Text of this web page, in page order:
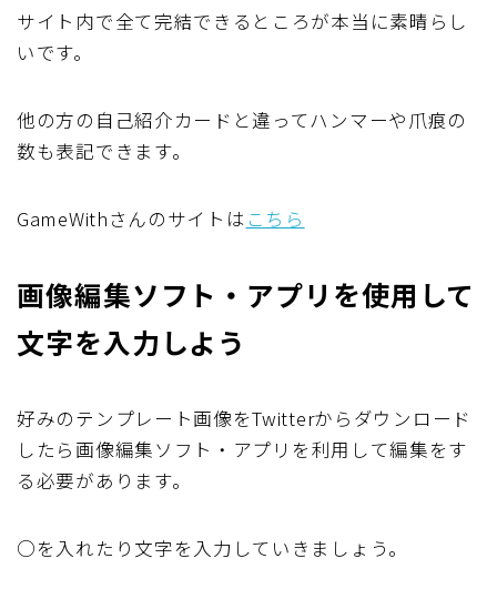
サイト内で全て完結できるところが本当に素晴らし
いです。
他の方の自己紹介カードと違ってハンマーや爪痕の
数も表記できます。
GameWithさんのサイトは こちら
画像編集ソフト・アプリを使用して
文字を入力しよう
好みのテンプレート画像をTwitterからダウンロード
したら 画像編集ソフト・アプリを利用して編集をす
る必要があります。
○を入れたり文字を入力していきましょう。